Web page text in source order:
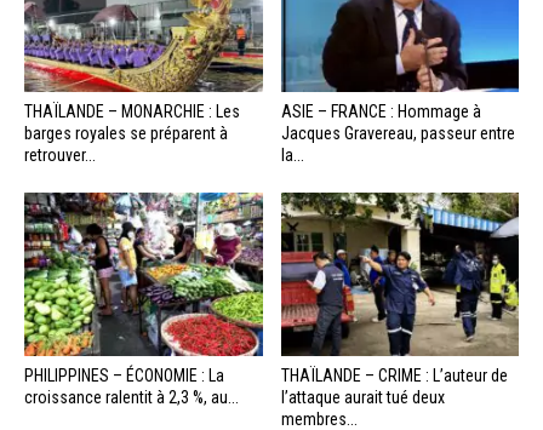
THAÏLANDE – MONARCHIE : Les
barges royales se préparent à
retrouver...
ASIE – FRANCE : Hommage à
Jacques Gravereau, passeur entre
la...
PHILIPPINES – ÉCONOMIE : La
croissance ralentit à 2,3 %, au...
THAÏLANDE – CRIME : L’auteur de
l’attaque aurait tué deux
membres...